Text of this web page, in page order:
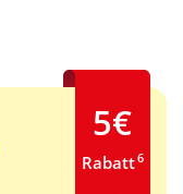
5€
Rabatt6